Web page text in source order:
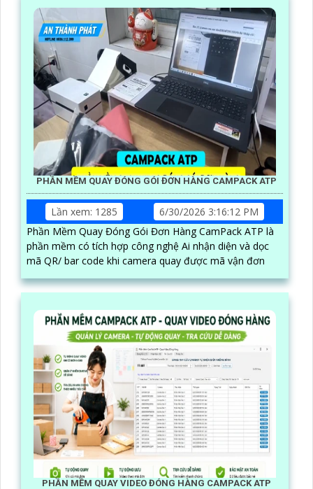
PHẦN MỀM QUAY ĐÓNG GÓI ĐƠN HÀNG CAMPACK ATP
Lần xem: 1285
6/30/2026 3:16:12 PM
Phần Mềm Quay Đóng Gói Đơn Hàng CamPack ATP là
phần mềm có tích hợp công nghệ Ai nhận diện và dọc
mã QR/ bar code khi camera quay được mã vận đơn
PHẦN MỀM QUAY VIDEO ĐÓNG HÀNG CAMPACK ATP